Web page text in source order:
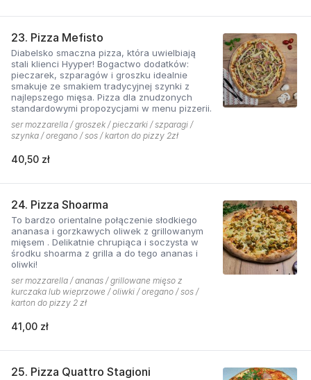
23. Pizza Mefisto
Diabelsko smaczna pizza, która uwielbiają
stali klienci Hyyper! Bogactwo dodatków:
pieczarek, szparagów i groszku idealnie
smakuje ze smakiem tradycyjnej szynki z
najlepszego mięsa. Pizza dla znudzonych
standardowymi propozycjami w menu pizzerii.
ser mozzarella / groszek / pieczarki / szparagi /
szynka / oregano / sos / karton do pizzy 2zł
40,50 zł
24. Pizza Shoarma
To bardzo orientalne połączenie słodkiego
ananasa i gorzkawych oliwek z grillowanym
mięsem . Delikatnie chrupiąca i soczysta w
środku shoarma z grilla a do tego ananas i
oliwki!
ser mozzarella / ananas / grillowane mięso z
kurczaka lub wieprzowe / oliwki / oregano / sos /
karton do pizzy 2 zł
41,00 zł
25. Pizza Quattro Stagioni